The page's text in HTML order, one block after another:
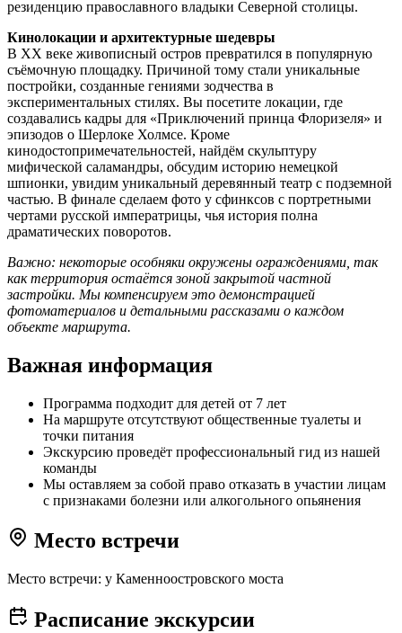
резиденцию православного владыки Северной столицы.
Кинолокации и архитектурные шедевры
В XX веке живописный остров превратился в популярную
съёмочную площадку. Причиной тому стали уникальные
постройки, созданные гениями зодчества в
экспериментальных стилях. Вы посетите локации, где
создавались кадры для «Приключений принца Флоризеля» и
эпизодов о Шерлоке Холмсе. Кроме
кинодостопримечательностей, найдём скульптуру
мифической саламандры, обсудим историю немецкой
шпионки, увидим уникальный деревянный театр с подземной
частью. В финале сделаем фото у сфинксов с портретными
чертами русской императрицы, чья история полна
драматических поворотов.
Важно: некоторые особняки окружены ограждениями, так
как территория остаётся зоной закрытой частной
застройки. Мы компенсируем это демонстрацией
фотоматериалов и детальными рассказами о каждом
объекте маршрута.
Важная информация
Программа подходит для детей от 7 лет
На маршруте отсутствуют общественные туалеты и
точки питания
Экскурсию проведёт профессиональный гид из нашей
команды
Мы оставляем за собой право отказать в участии лицам
с признаками болезни или алкогольного опьянения
Место встречи
Место встречи: у Каменноостровского моста
Расписание экскурсии